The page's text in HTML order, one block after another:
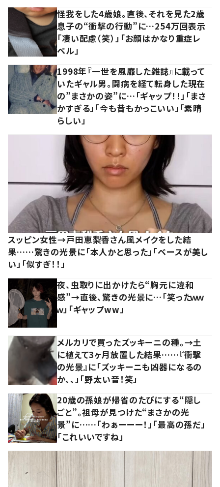
怪我をした4歳娘。直後、それを見た2歳
息子の“衝撃の行動”に…254万回表示
「凄い配慮（笑）」「お顔はかなり重症レ
ベル」
1998年『一世を風靡した雑誌』に載って
いたギャル男。闘病を経て転身した現在
の”まさかの姿”に…「ギャップ！！」「まさ
かすぎる」「今も昔もかっこいい」「素晴
らしい」
スッピン女性→戸田恵梨香さん風メイクをした結
果……驚きの光景に「本人かと思った」「ベースが美し
い」「似すぎ！！」
夜、虫取りに出かけたら“胸元に違和
感”→直後、驚きの光景に…「笑ったｗｗ
ｗ」「ギャップww」
メルカリで買ったズッキーニの種。→土
に植えて3ヶ月放置した結果……『衝撃
の光景』に「ズッキーニも凶器になるの
か、、」「野太い音！笑」
20歳の孫娘が帰省のたびにする“隠し
ごと”。祖母が見つけた“まさかの光
景”に……「わぁーーー！」「最高の孫だ」
「これいいですね」